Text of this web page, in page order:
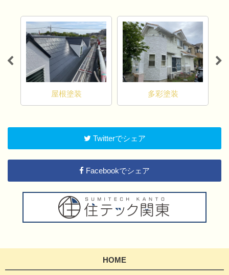
屋根塗装 多彩塗装
Twitterでシェア
Facebookでシェア
HOME